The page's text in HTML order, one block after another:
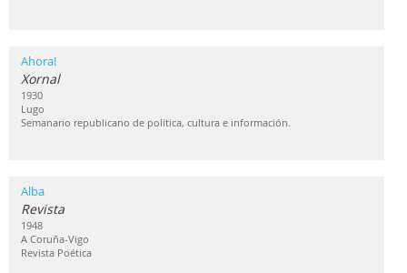
Ahora!
Xornal
1930
Lugo
Semanario republicano de política, cultura e información.
Alba
Revista
1948
A Coruña-Vigo
Revista Poética